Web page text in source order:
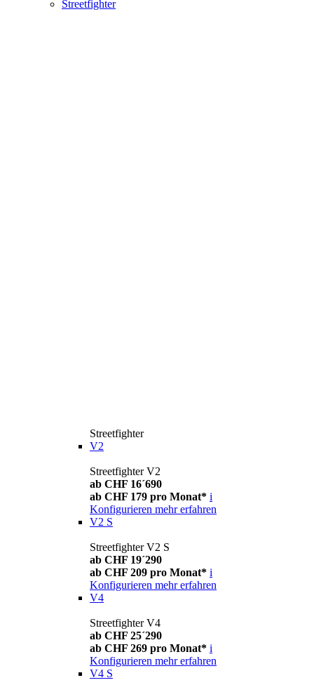
Streetfighter
Streetfighter
V2
Streetfighter V2
ab CHF 16´690
ab CHF 179 pro Monat* i
Konfigurieren mehr erfahren
V2 S
Streetfighter V2 S
ab CHF 19´290
ab CHF 209 pro Monat* i
Konfigurieren mehr erfahren
V4
Streetfighter V4
ab CHF 25´290
ab CHF 269 pro Monat* i
Konfigurieren mehr erfahren
V4 S